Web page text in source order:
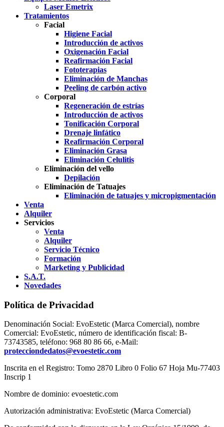
Laser Emetrix
Tratamientos
Facial
Higiene Facial
Introducción de activos
Oxigenación Facial
Reafirmación Facial
Fototerapias
Eliminación de Manchas
Peeling de carbón activo
Corporal
Regeneración de estrías
Introducción de activos
Tonificación Corporal
Drenaje linfático
Reafirmación Corporal
Eliminación Grasa
Eliminación Celulitis
Eliminación del vello
Depilación
Eliminación de Tatuajes
Eliminación de tatuajes y micropigmentación
Venta
Alquiler
Servicios
Venta
Alquiler
Servicio Técnico
Formación
Marketing y Publicidad
S.A.T.
Novedades
Política de Privacidad
Denominación Social: EvoEstetic (Marca Comercial), nombre
Comercial: EvoEstetic, número de identificación fiscal: B-
73743585, teléfono: 968 80 86 66, e-Mail:
protecciondedatos@evoestetic.com
Inscrita en el Registro: Tomo 2870 Libro 0 Folio 67 Hoja Mu-77403
Inscrip 1
Nombre de dominio: evoestetic.com
Autorización administrativa: EvoEstetic (Marca Comercial)